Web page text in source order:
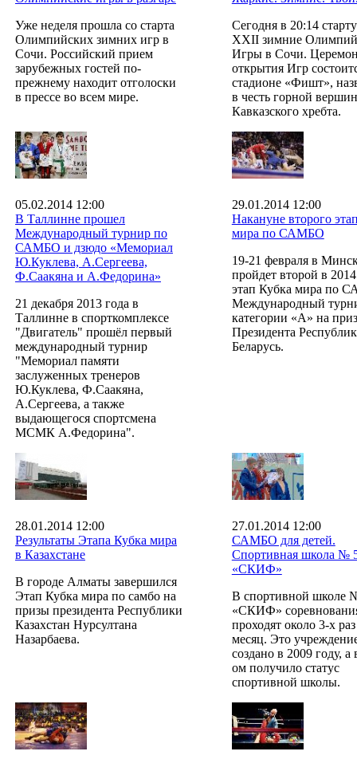
Уже неделя прошла со старта
Олимпийских зимних игр в
Сочи. Российский прием
зарубежных гостей по-
прежнему находит отголоски
в прессе во всем мире.
Сегодня в 20:14
XXII зимние
Игры в Сочи.
открытия Игр
стадионе «Фишт»,
в честь горной
Кавказского хребта.
05.02.2014 12:00
В Таллинне прошел
Международный турнир по
САМБО и дзюдо «Мемориал
Ю.Куклева, А.Сергеева,
Ф.Саакяна и А.Федорина»
21 декабря 2013 года в
Таллинне в спорткомплексе
"Двигатель" прошёл первый
международный турнир
"Мемориал памяти
заслуженных тренеров
Ю.Куклева, Ф.Саакяна,
А.Сергеева, а также
выдающегося спортсмена
МСМК А.Федорина".
29.01.2014 12:00
Накануне второго
мира по САМБО
19-21 февраля в
пройдет второй в
этап Кубка мира по
Международный
категории «А» на
Президента
Беларусь.
28.01.2014 12:00
Результаты Этапа Кубка мира
в Казахстане
В городе Алматы завершился
Этап Кубка мира по самбо на
призы президента Республики
Казахстан Нурсултана
Назарбаева.
27.01.2014 12:00
САМБО для детей.
Спортивная школа №
«СКИФ»
В спортивной школе
«СКИФ»
проходят около 3-х
месяц. Это
создано в 2009 году, а
ом получило статус
спортивной школы.